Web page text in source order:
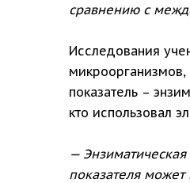
сравнению с
Исследования
микроорганизмов,
показатель –
кто использовал
—
показателя